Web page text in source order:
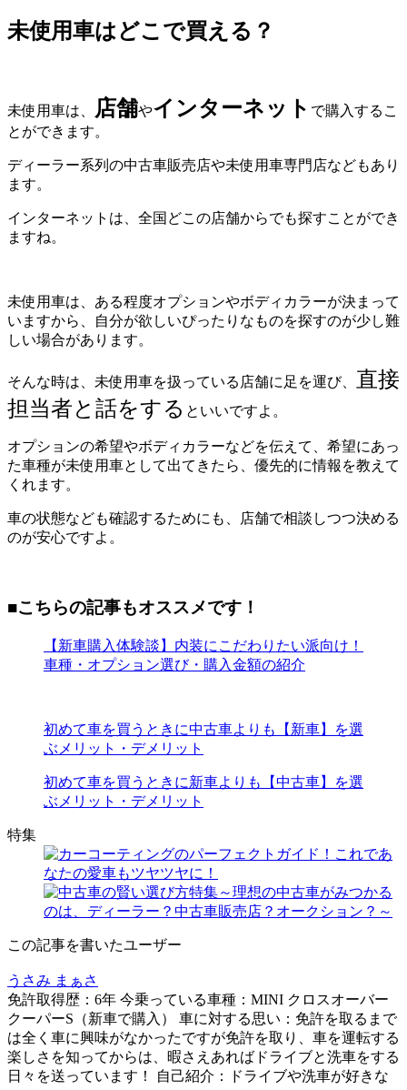
未使用車はどこで買える？
未使用車は、 店舗やインターネット で購入するこ
とができます。
ディーラー系列の中古車販売店や未使用車専門店などもあり
ます。
インターネットは、全国どこの店舗からでも探すことができ
ますね。
未使用車は、ある程度オプションやボディカラーが決まって
いますから、自分が欲しいぴったりなものを探すのが少し難
しい場合があります。
そんな時は、未使用車を扱っている店舗に足を運び、 直接
担当者と話をする といいですよ。
オプションの希望やボディカラーなどを伝えて、希望にあっ
た車種が未使用車として出てきたら、優先的に情報を教えて
くれます。
車の状態なども確認するためにも、店舗で相談しつつ決める
のが安心ですよ。
■こちらの記事もオススメです！
【新車購入体験談】内装にこだわりたい派向け！
車種・オプション選び・購入金額の紹介
初めて車を買うときに中古車よりも【新車】を選
ぶメリット・デメリット
初めて車を買うときに新車よりも【中古車】を選
ぶメリット・デメリット
特集
この記事を書いたユーザー
うさみ まぁさ
免許取得歴：6年 今乗っている車種：MINI クロスオーバー
クーパーS（新車で購入） 車に対する思い：免許を取るまで
は全く車に興味がなかったですが免許を取り、車を運転する
楽しさを知ってからは、暇さえあればドライブと洗車をする
日々を送っています！ 自己紹介：ドライブや洗車が好きな